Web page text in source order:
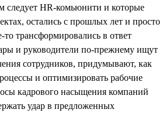
следует HR-комьюнити и которые
остались с прошлых лет и просто
то трансформировались в ответ
и руководители по-прежнему ищут
сотрудников, придумывают, как
и оптимизировать рабочие
кадрового насыщения компаний
удар в предложенных